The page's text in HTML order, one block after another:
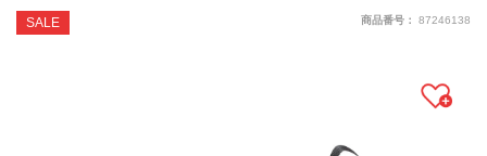
SALE 商品番号： 87246138